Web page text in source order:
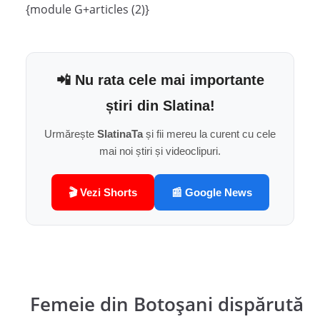
{module G+articles (2)}
📲 Nu rata cele mai importante
știri din Slatina!
Urmărește SlatinaTași fii mereu la curent cu cele
mai noi știri și videoclipuri.
🎬 Vezi Shorts 📰 Google News
Femeie din Botoșani dispărută